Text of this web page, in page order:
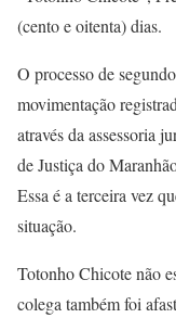
(cento e oitenta) dias.
O processo de
movimentação
através da assessoria
de Justiça do
Essa é a terceira vez
situação.
Totonho Chicote não
colega também foi